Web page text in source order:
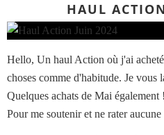
HAUL
Hello, Un haul Action où j'ai
choses comme d'habitude. Je vous
Quelques achats de Mai
Pour me soutenir et ne rater